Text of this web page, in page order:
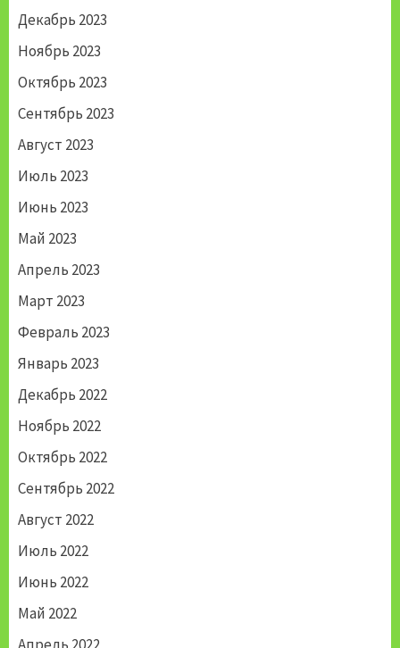
Декабрь 2023
Ноябрь 2023
Октябрь 2023
Сентябрь 2023
Август 2023
Июль 2023
Июнь 2023
Май 2023
Апрель 2023
Март 2023
Февраль 2023
Январь 2023
Декабрь 2022
Ноябрь 2022
Октябрь 2022
Сентябрь 2022
Август 2022
Июль 2022
Июнь 2022
Май 2022